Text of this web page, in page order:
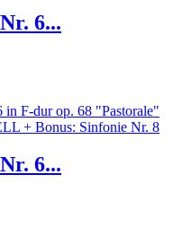
6...
6...